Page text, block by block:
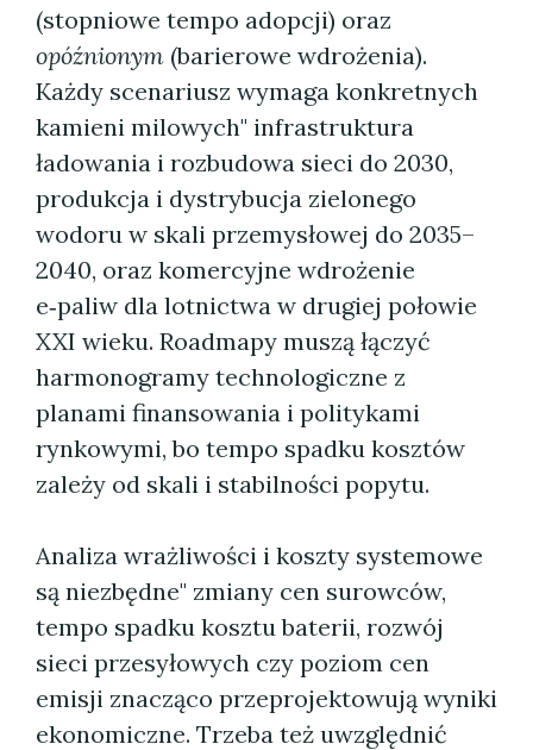
(stopniowe tempo adopcji) oraz
opóźnionym (barierowe wdrożenia).
Każdy scenariusz wymaga konkretnych
kamieni milowych" infrastruktura
ładowania i rozbudowa sieci do 2030,
produkcja i dystrybucja zielonego
wodoru w skali przemysłowej do 2035–
2040, oraz komercyjne wdrożenie
e‑paliw dla lotnictwa w drugiej połowie
XXI wieku. Roadmapy muszą łączyć
harmonogramy technologiczne z
planami finansowania i politykami
rynkowymi, bo tempo spadku kosztów
zależy od skali i stabilności popytu.
Analiza wrażliwości i koszty systemowe
są niezbędne" zmiany cen surowców,
tempo spadku kosztu baterii, rozwój
sieci przesyłowych czy poziom cen
emisji znacząco przeprojektowują wyniki
ekonomiczne. Trzeba też uwzględnić